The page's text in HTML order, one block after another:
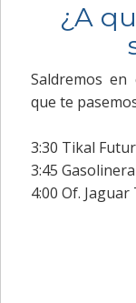
¿A
Saldremos
que te
3:30 Tikal
3:45
4:00 Of.